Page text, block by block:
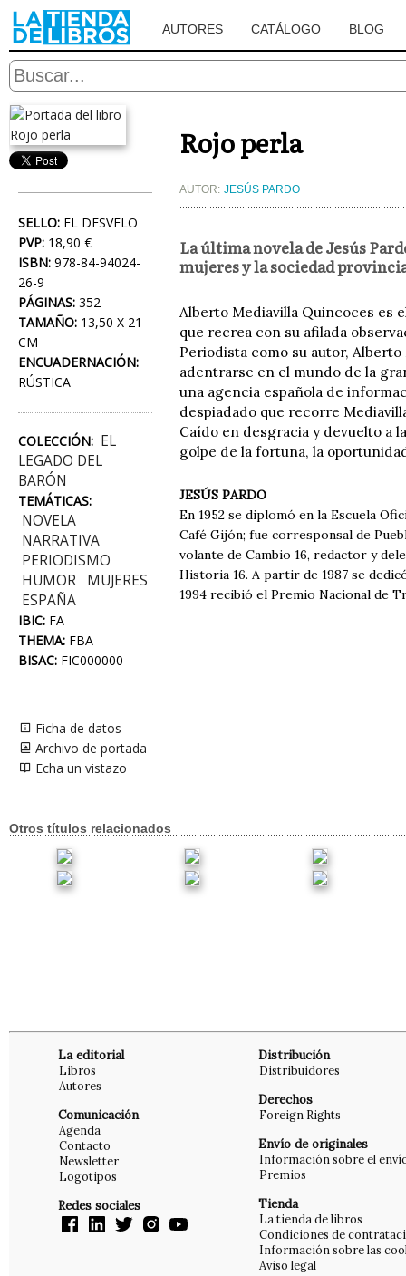
AUTORES CATÁLOGO BLOG
SELLO: EL DESVELO
PVP: 18,90 €
ISBN: 978-84-94024-
26-9
PÁGINAS: 352
TAMAÑO: 13,50 X 21
CM
ENCUADERNACIÓN:
RÚSTICA
COLECCIÓN: EL
LEGADO DEL
BARÓN
TEMÁTICAS:
NOVELA
NARRATIVA
PERIODISMO
HUMOR
MUJERES
ESPAÑA
IBIC: FA
THEMA: FBA
BISAC: FIC000000
Ficha de datos
Archivo de portada
Echa un vistazo
Rojo perla
AUTOR: JESÚS PARDO
La última novela de Jesús
mujeres y la sociedad
Alberto Mediavilla Quincoces es
que recrea con su afilada
Periodista como su autor,
adentrarse en el mundo de la
una agencia española de
despiadado que recorre
Caído en desgracia y devuelto a
golpe de la fortuna, la
JESÚS PARDO
En 1952 se diplomó en la Escuela
Café Gijón; fue corresponsal de
volante de Cambio 16, redactor y
Historia 16. A partir de 1987 se
1994 recibió el Premio Nacional de
Otros títulos relacionados
La editorial
Libros
Autores
Comunicación
Agenda
Contacto
Newsletter
Logotipos
Redes sociales
Distribución
Distribuidores
Derechos
Foreign Rights
Envío de originales
Información sobre el
Premios
Tienda
La tienda de libros
Condiciones de
Información sobre las
Aviso legal